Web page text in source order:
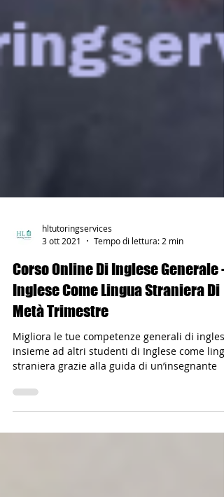
3 ott 2021
Tempo di lettura: 2 min
Corso Online Di Inglese Generale -
Inglese Come Lingua Straniera Di
Metà Trimestre
Migliora le tue competenze generali di inglese
straniera grazie alla guida di un’insegnante